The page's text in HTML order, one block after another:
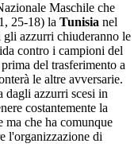
Maschile che
25-18) la Tunisia nel
azzurri chiuderanno le
contro i campioni del
del trasferimento a
le altre avversarie.
dagli azzurri scesi in
costantemente la
ma che ha comunque
l'organizzazione di